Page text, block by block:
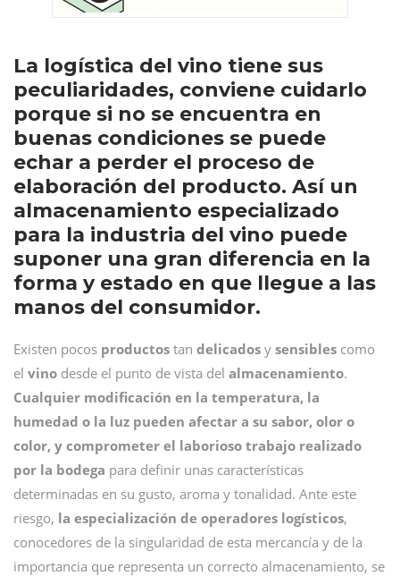
La logística del vino tiene sus
peculiaridades, conviene cuidarlo
porque si no se encuentra en
buenas condiciones se puede
echar a perder el proceso de
elaboración del producto. Así un
almacenamiento especializado
para la industria del vino puede
suponer una gran diferencia en la
forma y estado en que llegue a las
manos del consumidor.
Existen pocos productos tan delicados y sensibles como
el vino desde el punto de vista del almacenamiento.
Cualquier modificación en la temperatura, la
humedad o la luz pueden afectar a su sabor, olor o
color, y comprometer el laborioso trabajo realizado
por la bodega para definir unas características
determinadas en su gusto, aroma y tonalidad. Ante este
riesgo, la especialización de operadores logísticos,
conocedores de la singularidad de esta mercancía y de la
importancia que representa un correcto almacenamiento, se